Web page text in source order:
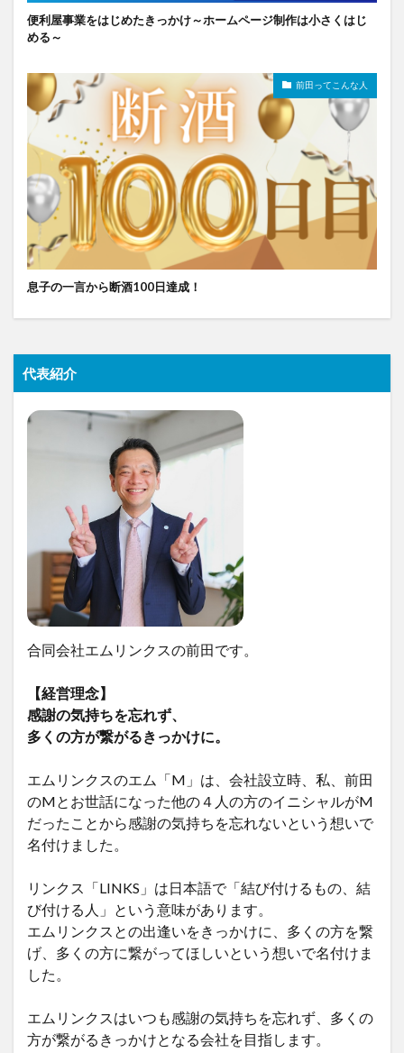
便利屋事業をはじめたきっかけ～ホームページ制作は小さくはじ
める～
前田ってこんな人
息子の一言から断酒100日達成！
代表紹介
合同会社エムリンクスの前田です。
【経営理念】
感謝の気持ちを忘れず、
多くの方が繋がるきっかけに。
エムリンクスのエム「M」は、会社設立時、私、前田
のMとお世話になった他の４人の方のイニシャルがM
だったことから感謝の気持ちを忘れないという想いで
名付けました。
リンクス「LINKS」は日本語で「結び付けるもの、結
び付ける人」という意味があります。
エムリンクスとの出逢いをきっかけに、多くの方を繋
げ、多くの方に繋がってほしいという想いで名付けま
した。
エムリンクスはいつも感謝の気持ちを忘れず、多くの
方が繋がるきっかけとなる会社を目指します。